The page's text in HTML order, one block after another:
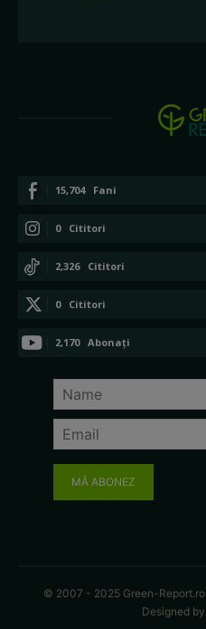
15,704 Fani
0 Cititori
2,326 Cititori
0 Cititori
2,170 Abonați
MĂ ABONEZ
© 2007 - 2025 Green-Report.ro
Designed by